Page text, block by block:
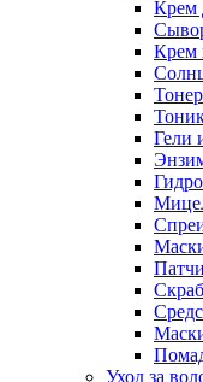
Крем
Крем
Гели
Патчи
Уход за